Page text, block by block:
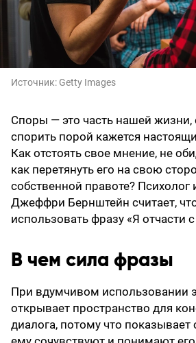
Источник: Getty Images
Споры — это часть нашей жизни,
спорить порой кажется
Как отстоять свое мнение, не
как перетянуть его на свою
собственной правоте?
Джеффри Бернштейн считает,
использовать фразу «Я отчасти
В чем сила фразы
При вдумчивом использовании
открывает пространство для
диалога, потому что показывает